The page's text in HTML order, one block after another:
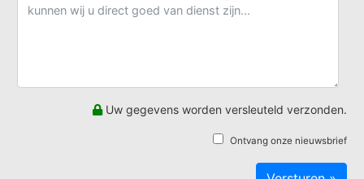
Uw gegevens worden versleuteld verzonden.
Ontvang onze nieuwsbrief